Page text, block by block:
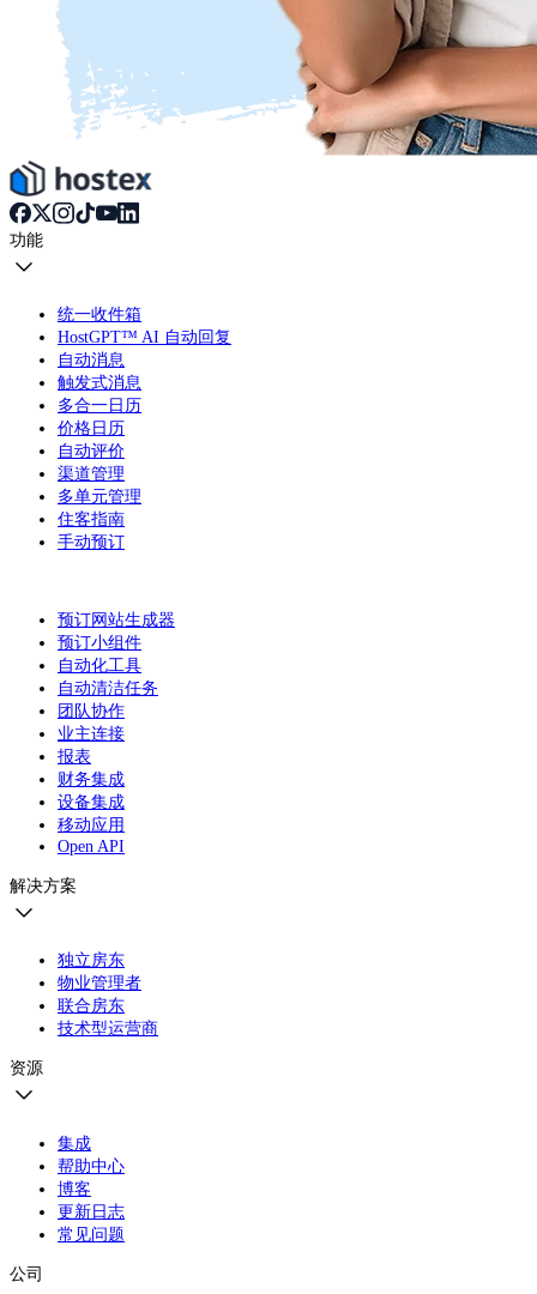
功能
统一收件箱
HostGPT™ AI 自动回复
自动消息
触发式消息
多合一日历
价格日历
自动评价
渠道管理
多单元管理
住客指南
手动预订
预订网站生成器
预订小组件
自动化工具
自动清洁任务
团队协作
业主连接
报表
财务集成
设备集成
移动应用
Open API
解决方案
独立房东
物业管理者
联合房东
技术型运营商
资源
集成
帮助中心
博客
更新日志
常见问题
公司